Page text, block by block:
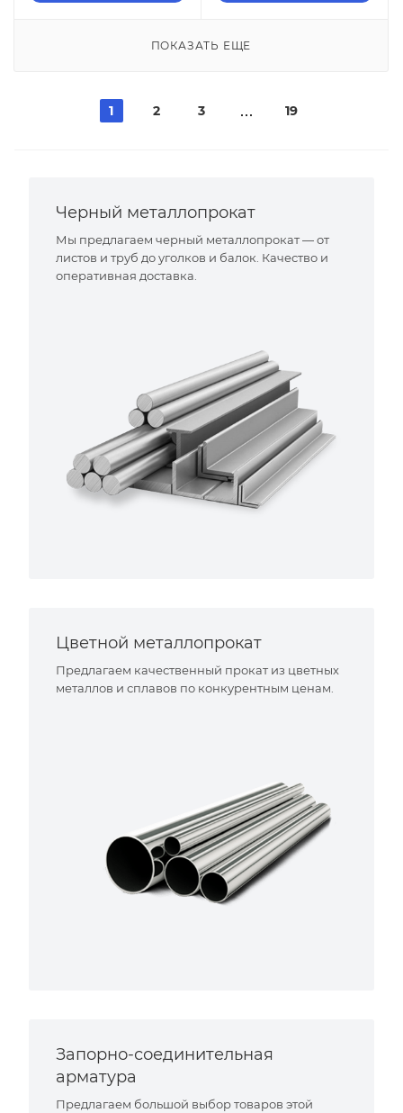
ПОКАЗАТЬ ЕЩЕ
1 2 3 19
Черный металлопрокат
Мы предлагаем черный металлопрокат — от
листов и труб до уголков и балок. Качество и
оперативная доставка.
Цветной металлопрокат
Предлагаем качественный прокат из цветных
металлов и сплавов по конкурентным ценам.
Запорно-соединительная
арматура
Предлагаем большой выбор товаров этой